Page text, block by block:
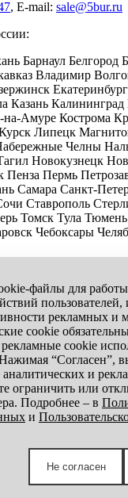
, E-mail: sale@5bur.ru
Барнаул Белгород
Владимир
Казань Калининград
Амуре Кострома
Липецк
Челны
Новокузнецк
Пермь
Самара Санкт-
Ставрополь
Томск Тула
Чебоксары
Машины». Все
на то, что
информационный
не является
Статьи 437
персональных данных
Машины»
выгодное
файлы для работы
пользователей,
рекламных и
cookie
cookie
“Согласен”,
аналитических и
ограничить или
Подробнее – в
и
Не согласен